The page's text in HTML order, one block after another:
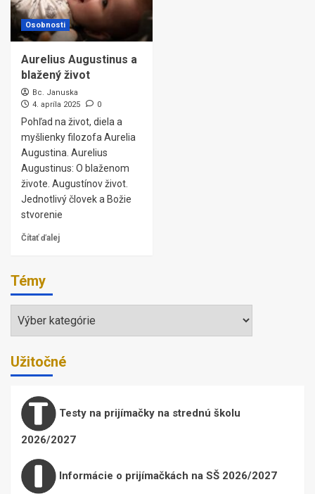
Osobnosti
Aurelius Augustinus a
blažený život
Bc. Januska
4. apríla 2025
0
Pohľad na život, diela a
myšlienky filozofa Aurelia
Augustina. Aurelius
Augustinus: O blaženom
živote. Augustínov život.
Jednotlivý človek a Božie
stvorenie
Čítať ďalej
Témy
Témy
Užitočné
Testy na prijímačky na strednú školu
2026/2027
Informácie o prijímačkách na SŠ 2026/2027